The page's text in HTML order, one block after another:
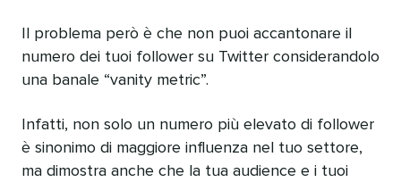
Il problema però è che non puoi accantonare il
numero dei tuoi follower su Twitter considerandolo
una banale “vanity metric”.
Infatti, non solo un numero più elevato di follower
è sinonimo di maggiore influenza nel tuo settore,
ma dimostra anche che la tua audience e i tuoi